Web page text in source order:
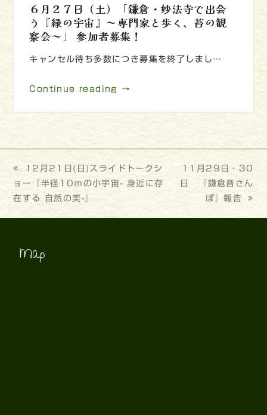
６月２７日（土）「鎌倉・妙法寺で出会
う『緑の宇宙』～専門家と歩く、苔の観
察会～」 参加者募集！
キャンセル待ち多数につき募集を終了しまし…
Continue reading →
previous
post:
12月21日(日)スライドトークシ
ョー『半径10ｍの小宇宙- 身近に存
在する 自然の美-』
next
post:
11月29日・30
日 『鎌倉音さん
ぽ』報告
Map